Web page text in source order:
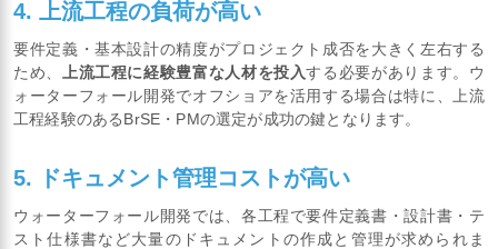
4. 上流工程の負荷が高い
要件定義・基本設計の精度がプロジェクト成否を大きく左右する
ため、
上流工程に経験豊富な人材を投入する必要があります。ウ
ォーターフォール開発でオフショアを活用する場合は特に、上流
工程経験のあるBrSE・PMの選定が成功の鍵となります。
5. ドキュメント管理コストが高い
ウォーターフォール開発では、各工程で要件定義書・設計書・テ
スト仕様書など大量のドキュメントの作成と管理が求められま